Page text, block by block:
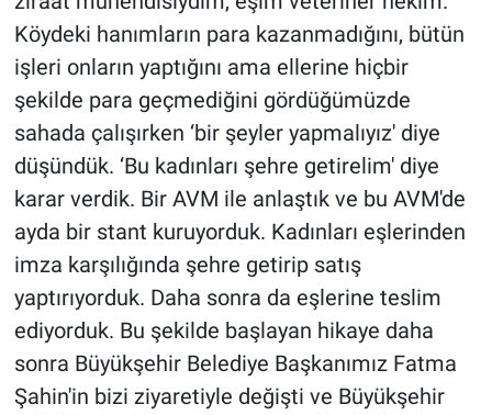
Köydeki hanımların para kazanmadığını, bütün
işleri onların yaptığını ama ellerine hiçbir
şekilde para geçmediğini gördüğümüzde
sahada çalışırken ‘bir şeyler yapmalıyız' diye
düşündük. ‘Bu kadınları şehre getirelim' diye
karar verdik. Bir AVM ile anlaştık ve bu AVM'de
ayda bir stant kuruyorduk. Kadınları eşlerinden
imza karşılığında şehre getirip satış
yaptırıyorduk. Daha sonra da eşlerine teslim
ediyorduk. Bu şekilde başlayan hikaye daha
sonra Büyükşehir Belediye Başkanımız Fatma
Şahin'in bizi ziyaretiyle değişti ve Büyükşehir